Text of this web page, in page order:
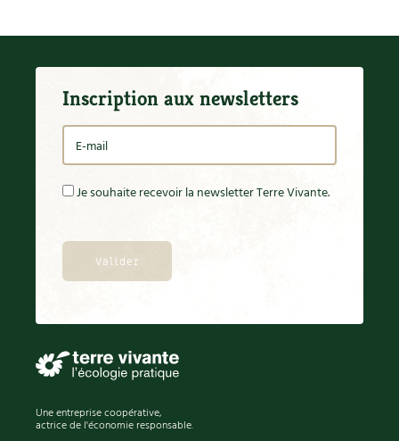
Société et alternatives
Vivre l’écologie
Archives
Carnets de saison
Inscription aux newsletters
Je souhaite recevoir la newsletter Terre Vivante.
Une entreprise coopérative,
actrice de l'économie responsable.